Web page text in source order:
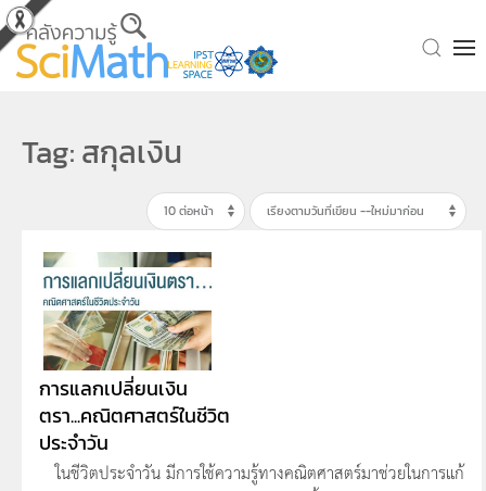
Skip to main content
Tag: สกุลเงิน
การแลกเปลี่ยนเงิน
ตรา...คณิตศาสตร์ในชีวิต
ประจำวัน
ในชีวิตประจำวัน มีการใช้ความรู้ทางคณิตศาสตร์มาช่วยในการแก้